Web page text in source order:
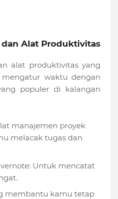
Alat Produktivitas
alat produktivitas yang
waktu dengan
populer di kalangan
manajemen proyek
melacak tugas dan
Untuk mencatat
membantu kamu tetap